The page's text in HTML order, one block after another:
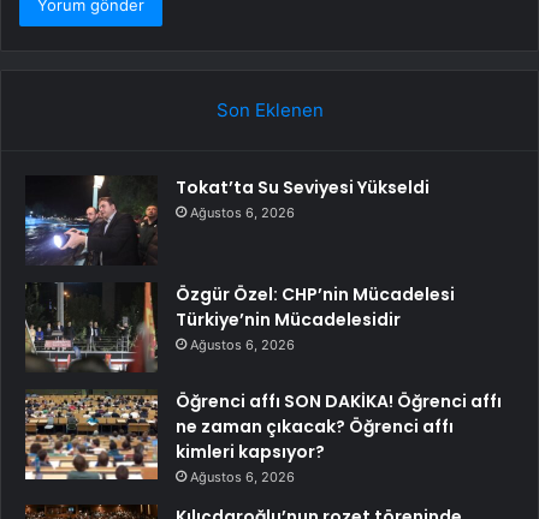
Son Eklenen
Tokat’ta Su Seviyesi Yükseldi
Ağustos 6, 2026
Özgür Özel: CHP’nin Mücadelesi
Türkiye’nin Mücadelesidir
Ağustos 6, 2026
Öğrenci affı SON DAKİKA! Öğrenci affı
ne zaman çıkacak? Öğrenci affı
kimleri kapsıyor?
Ağustos 6, 2026